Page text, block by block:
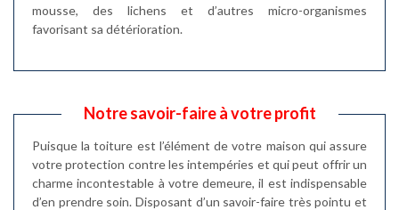
mousse, des lichens et d’autres micro-organismes
favorisant sa détérioration.
Notre savoir-faire à votre profit
Puisque la toiture est l’élément de votre maison qui assure
votre protection contre les intempéries et qui peut offrir un
charme incontestable à votre demeure, il est indispensable
d’en prendre soin. Disposant d’un savoir-faire très pointu et